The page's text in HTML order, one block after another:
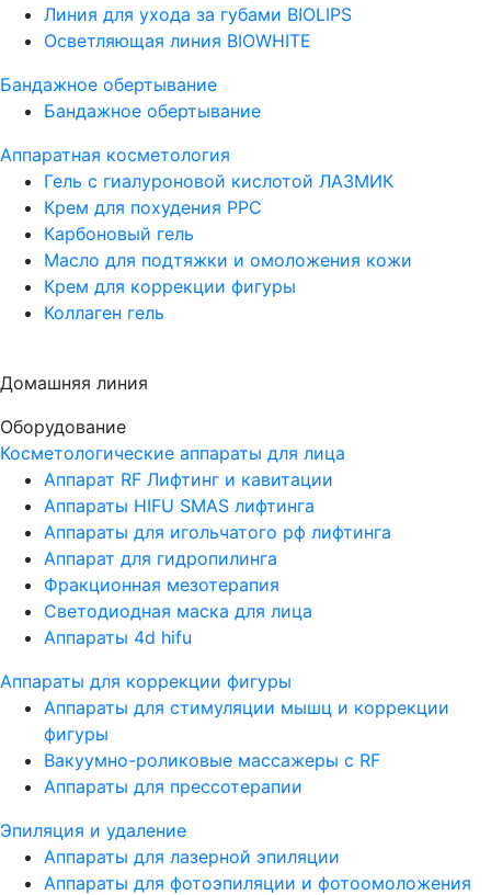
Линия для ухода за губами BIOLIPS
Осветляющая линия BIOWHITE
Бандажное обертывание
Бандажное обертывание
Аппаратная косметология
Гель с гиалуроновой кислотой ЛАЗМИК
Крем для похудения PPC
Карбоновый гель
Масло для подтяжки и омоложения кожи
Крем для коррекции фигуры
Коллаген гель
Домашняя линия
Оборудование
Косметологические аппараты для лица
Аппарат RF Лифтинг и кавитации
Аппараты HIFU SMAS лифтинга
Аппараты для игольчатого рф лифтинга
Аппарат для гидропилинга
Фракционная мезотерапия
Светодиодная маска для лица
Аппараты 4d hifu
Аппараты для коррекции фигуры
Аппараты для стимуляции мышц и коррекции
фигуры
Вакуумно-роликовые массажеры с RF
Аппараты для прессотерапии
Эпиляция и удаление
Аппараты для лазерной эпиляции
Аппараты для фотоэпиляции и фотоомоложения